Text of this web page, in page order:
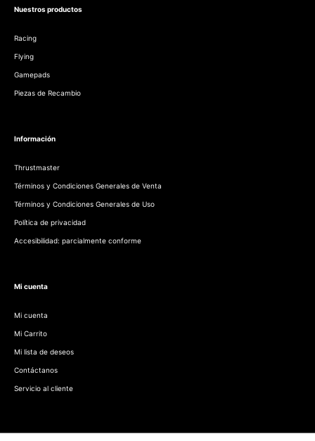
Nuestros productos
Racing
Flying
Gamepads
Piezas de Recambio
Información
Thrustmaster
Términos y Condiciones Generales de Venta
Términos y Condiciones Generales de Uso
Política de privacidad
Accesibilidad: parcialmente conforme
Mi cuenta
Mi cuenta
Mi Carrito
Mi lista de deseos
Contáctanos
Servicio al cliente